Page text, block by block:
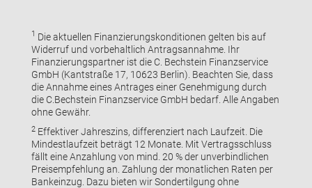
1 Die aktuellen Finanzierungskonditionen gelten bis auf
Widerruf und vorbehaltlich Antragsannahme. Ihr
Finanzierungspartner ist die C. Bechstein Finanzservice
GmbH (Kantstraße 17, 10623 Berlin). Beachten Sie, dass
die Annahme eines Antrages einer Genehmigung durch
die C.Bechstein Finanzservice GmbH bedarf. Alle Angaben
ohne Gewähr.
2Effektiver Jahreszins, differenziert nach Laufzeit. Die
Mindestlaufzeit beträgt 12 Monate. Mit Vertragsschluss
fällt eine Anzahlung von mind. 20 % der unverbindlichen
Preisempfehlung an. Zahlung der monatlichen Raten per
Bankeinzug. Dazu bieten wir Sondertilgung ohne